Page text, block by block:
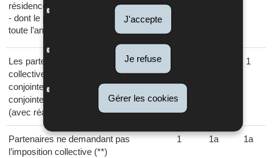
J'accepte
Je refuse
Gérer les cookies
résidence commun, et
- dont le partenariat a existé pendant
toute l’année.
Les partenaires imposés
collectivement sur demande
conjointe, qui demandent
conjointement l’imposition individuelle
(avec réallocation de revenu).
1
Partenaires ne demandant pas
l’imposition collective (**)
1 1a 1a